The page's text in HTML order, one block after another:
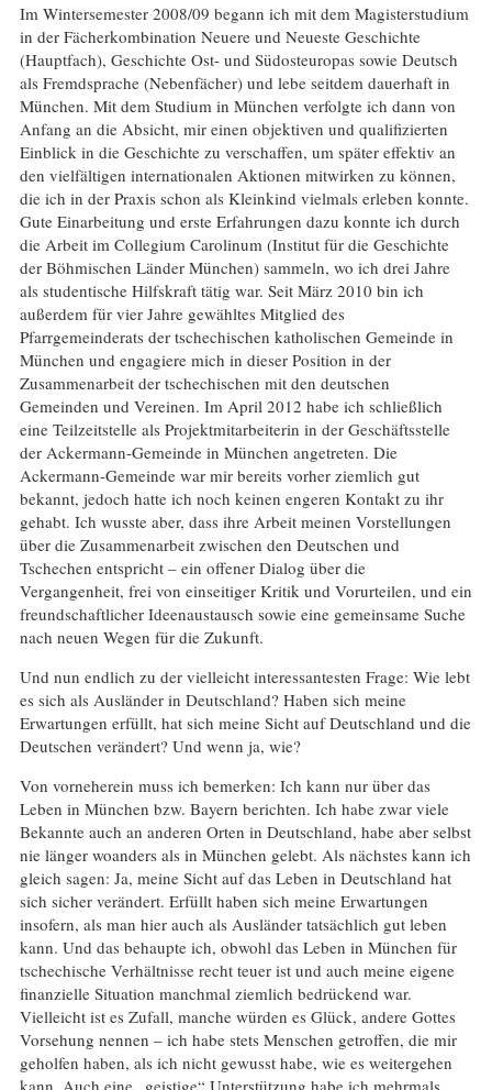
Im Wintersemester 2008/09 begann ich mit dem Magisterstudium
in der Fächerkombination Neuere und Neueste Geschichte
(Hauptfach), Geschichte Ost- und Südosteuropas sowie Deutsch
als Fremdsprache (Nebenfächer) und lebe seitdem dauerhaft in
München. Mit dem Studium in München verfolgte ich dann von
Anfang an die Absicht, mir einen objektiven und qualifizierten
Einblick in die Geschichte zu verschaffen, um später effektiv an
den vielfältigen internationalen Aktionen mitwirken zu können,
die ich in der Praxis schon als Kleinkind vielmals erleben konnte.
Gute Einarbeitung und erste Erfahrungen dazu konnte ich durch
die Arbeit im Collegium Carolinum (Institut für die Geschichte
der Böhmischen Länder München) sammeln, wo ich drei Jahre
als studentische Hilfskraft tätig war. Seit März 2010 bin ich
außerdem für vier Jahre gewähltes Mitglied des
Pfarrgemeinderats der tschechischen katholischen Gemeinde in
München und engagiere mich in dieser Position in der
Zusammenarbeit der tschechischen mit den deutschen
Gemeinden und Vereinen. Im April 2012 habe ich schließlich
eine Teilzeitstelle als Projektmitarbeiterin in der Geschäftsstelle
der Ackermann-Gemeinde in München angetreten. Die
Ackermann-Gemeinde war mir bereits vorher ziemlich gut
bekannt, jedoch hatte ich noch keinen engeren Kontakt zu ihr
gehabt. Ich wusste aber, dass ihre Arbeit meinen Vorstellungen
über die Zusammenarbeit zwischen den Deutschen und
Tschechen entspricht – ein offener Dialog über die
Vergangenheit, frei von einseitiger Kritik und Vorurteilen, und ein
freundschaftlicher Ideenaustausch sowie eine gemeinsame Suche
nach neuen Wegen für die Zukunft.
Und nun endlich zu der vielleicht interessantesten Frage: Wie lebt
es sich als Ausländer in Deutschland? Haben sich meine
Erwartungen erfüllt, hat sich meine Sicht auf Deutschland und die
Deutschen verändert? Und wenn ja, wie?
Von vorneherein muss ich bemerken: Ich kann nur über das
Leben in München bzw. Bayern berichten. Ich habe zwar viele
Bekannte auch an anderen Orten in Deutschland, habe aber selbst
nie länger woanders als in München gelebt. Als nächstes kann ich
gleich sagen: Ja, meine Sicht auf das Leben in Deutschland hat
sich sicher verändert. Erfüllt haben sich meine Erwartungen
insofern, als man hier auch als Ausländer tatsächlich gut leben
kann. Und das behaupte ich, obwohl das Leben in München für
tschechische Verhältnisse recht teuer ist und auch meine eigene
finanzielle Situation manchmal ziemlich bedrückend war.
Vielleicht ist es Zufall, manche würden es Glück, andere Gottes
Vorsehung nennen – ich habe stets Menschen getroffen, die mir
geholfen haben, als ich nicht gewusst habe, wie es weitergehen
kann. Auch eine „geistige“ Unterstützung habe ich mehrmals